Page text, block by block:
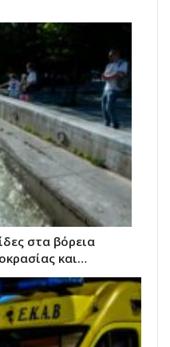
στα βόρεια
και…